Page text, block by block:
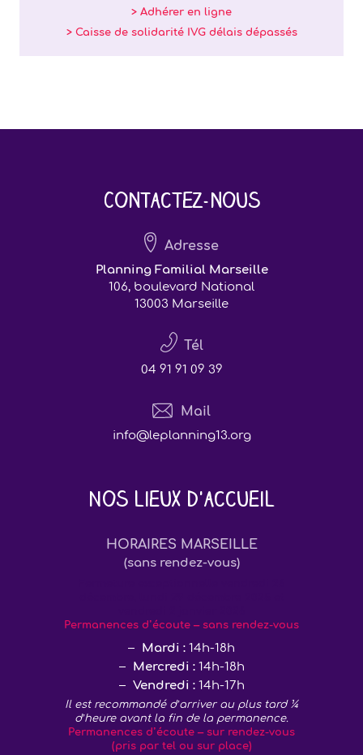
> Adhérer en ligne
> Caisse de solidarité IVG délais dépassés
Contactez-nous
Adresse
Planning Familial Marseille
106, boulevard National
13003 Marseille
Tél
04 91 91 09 39
Mail
info@leplanning13.org
Nos lieux d'accueil
HORAIRES MARSEILLE
(sans rendez-vous)
Permanences d’écoute – sans rendez-vous
Mardi : 14h-18h
Mercredi :14h-18h
Vendredi :14h-17h
Il est recommandé d’arriver au plus tard ¼
d’heure avant la fin de la permanence.
Permanences d’écoute – sur rendez-vous
(pris par tel ou sur place)